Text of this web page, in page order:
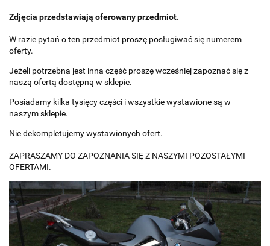
Zdjęcia przedstawiają oferowany przedmiot.
W razie pytań o ten przedmiot proszę posługiwać się numerem
oferty.
Jeżeli potrzebna jest inna część proszę wcześniej zapoznać się z
naszą ofertą dostępną w sklepie.
Posiadamy kilka tysięcy części i wszystkie wystawione są w
naszym sklepie.
Nie dekompletujemy wystawionych ofert.
ZAPRASZAMY DO ZAPOZNANIA SIĘ Z NASZYMI POZOSTAŁYMI
OFERTAMI.